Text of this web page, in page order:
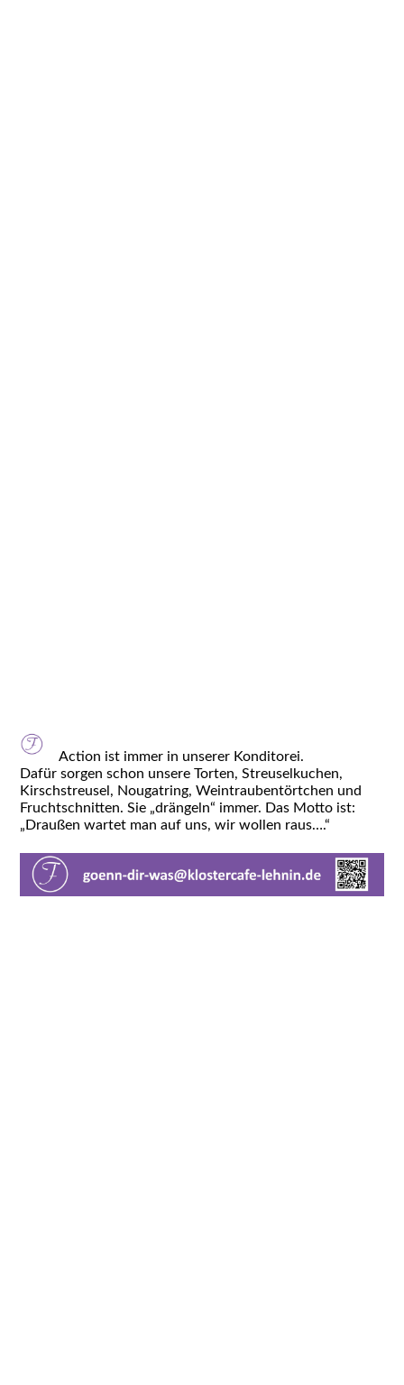
Action ist immer in unserer Konditorei.
Dafür sorgen schon unsere Torten, Streuselkuchen,
Kirschstreusel, Nougatring, Weintraubentörtchen und
Fruchtschnitten. Sie „drängeln“ immer. Das Motto ist:
„Draußen wartet man auf uns, wir wollen raus….“